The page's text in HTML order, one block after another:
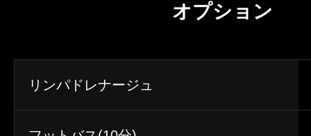
オプション
リンパドレナージュ